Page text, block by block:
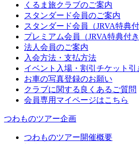
くるま旅クラブのご案内
スタンダード会員のご案内
スタンダード会員（JRVA特典
プレミアム会員（JRVA特典付
法人会員のご案内
入会方法・支払方法
イベント入場・割引チケット引
お車の写真登録のお願い
クラブに関する良くあるご質問
会員専用マイページはこちら
つわものツアー企画
つわものツアー開催概要